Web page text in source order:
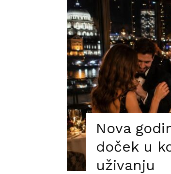
Nova
doček u
uživanju